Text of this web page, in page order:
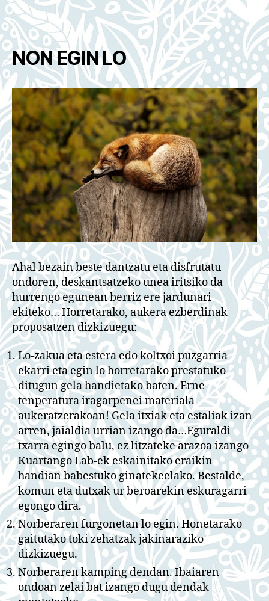
NON EGIN LO
Ahal bezain beste dantzatu eta disfrutatu
ondoren, deskantsatzeko unea iritsiko da
hurrengo egunean berriz ere jardunari
ekiteko… Horretarako, aukera ezberdinak
proposatzen dizkizuegu:
Lo-zakua eta estera edo koltxoi puzgarria
ekarri eta egin lo horretarako prestatuko
ditugun gela handietako baten. Erne
tenperatura iragarpenei materiala
aukeratzerakoan! Gela itxiak eta estaliak izan
arren, jaialdia urrian izango da…Eguraldi
txarra egingo balu, ez litzateke arazoa izango
Kuartango Lab-ek eskainitako eraikin
handian babestuko ginatekeelako. Bestalde,
komun eta dutxak ur beroarekin eskuragarri
egongo dira.
Norberaren furgonetan lo egin. Honetarako
gaitutako toki zehatzak jakinaraziko
dizkizuegu.
Norberaren kamping dendan. Ibaiaren
ondoan zelai bat izango dugu dendak